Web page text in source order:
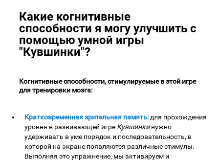
Какие когнитивные
способности я могу улучшить с
помощью умной игры
"Кувшинки"?
Когнитивные способности, стимулируемые в этой игре
для тренировки мозга:
Кратковременная зрительная память:для прохождения
уровня в развивающей игре Кувшинкинужно
удерживать в уме порядок и последовательность, в
которой на экране появляются различные стимулы.
Выполняя это упражнение, мы активируем и